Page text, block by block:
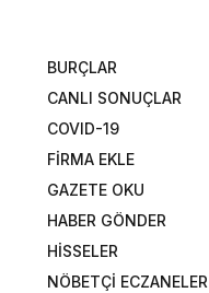
BURÇLAR
CANLI SONUÇLAR
COVID-19
FİRMA EKLE
GAZETE OKU
HABER GÖNDER
HİSSELER
NÖBETÇİ ECZANELER